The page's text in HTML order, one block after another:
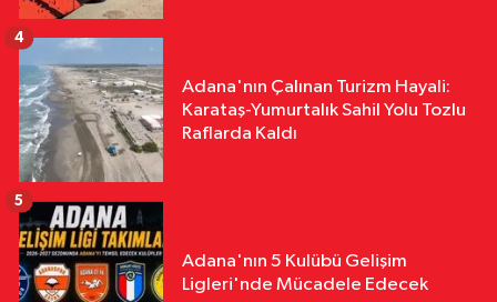
Adana'nın Çalınan Turizm Hayali:
Karataş-Yumurtalık Sahil Yolu Tozlu
Raflarda Kaldı
4
Adana'nın 5 Kulübü Gelişim
Ligleri'nde Mücadele Edecek
5